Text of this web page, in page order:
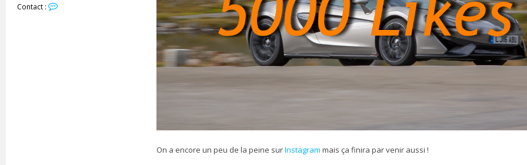
Contact :
On a encore un peu de la peine surInstagram mais ça finira par venir aussi !